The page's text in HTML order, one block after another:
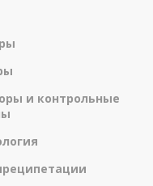
и контрольные